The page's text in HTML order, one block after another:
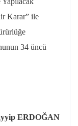
Karar” ile
34 üncü
ERDOĞAN